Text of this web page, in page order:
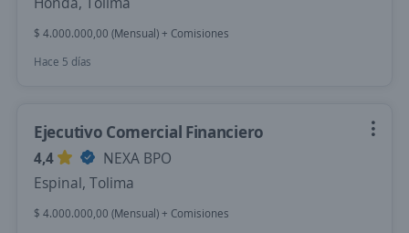
$ 4.000.000,00 (Mensual) + Comisiones
Hace 5 días
Ejecutivo Comercial Financiero
4,4
NEXA BPO
Espinal, Tolima
$ 4.000.000,00 (Mensual) + Comisiones